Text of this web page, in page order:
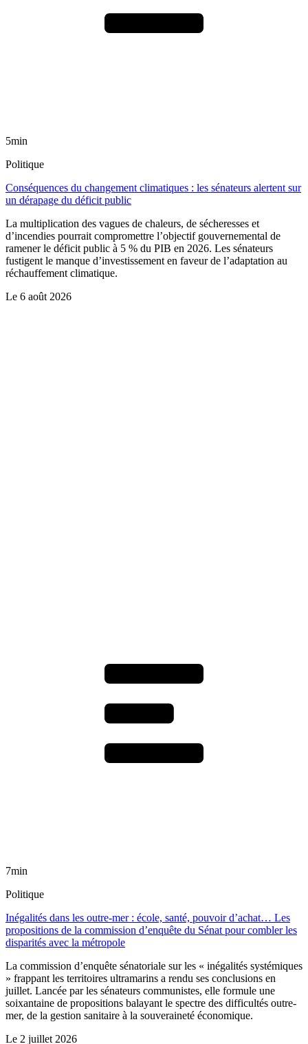
5min
Politique
Conséquences du changement climatiques : les sénateurs alertent sur
un dérapage du déficit public
La multiplication des vagues de chaleurs, de sécheresses et
d’incendies pourrait compromettre l’objectif gouvernemental de
ramener le déficit public à 5 % du PIB en 2026. Les sénateurs
fustigent le manque d’investissement en faveur de l’adaptation au
réchauffement climatique.
Le 6 août 2026
7min
Politique
Inégalités dans les outre-mer : école, santé, pouvoir d’achat… Les
propositions de la commission d’enquête du Sénat pour combler les
disparités avec la métropole
La commission d’enquête sénatoriale sur les « inégalités systémiques
» frappant les territoires ultramarins a rendu ses conclusions en
juillet. Lancée par les sénateurs communistes, elle formule une
soixantaine de propositions balayant le spectre des difficultés outre-
mer, de la gestion sanitaire à la souveraineté économique.
Le 2 juillet 2026